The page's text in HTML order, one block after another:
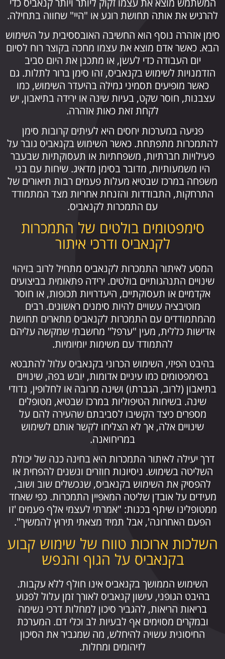
להרגיש את אותה תחושת רוגע או "היי" שחווה בתחילה.
סימן אזהרה נוסף הוא החשיבה האובססיבית על השימוש
הבא. כאשר אדם מוצא את עצמו מחכה בקוצר רוח לסיום
יום העבודה כדי לעשן, או מתכנן את היום סביב
הזדמנויות לשימוש בקנאביס, זהו סימן ברור לתלות. גם
כאשר מופיעים תסמיני גמילה בהיעדר השימוש, כמו
עצבנות, חוסר שקט, בעיות שינה או ירידה בתיאבון, יש
לקחת זאת כאות אזהרה.
פגיעה במערכות יחסים היא לעיתים קרובות סימן
להתמכרות מתפתחת. כאשר השימוש בקנאביס גובר על
פעילויות חברתיות, משפחתיות או תעסוקתיות שבעבר
היו משמעותיות, מדובר בסימן מדאיג. שיחות עם בני
משפחה במרכז שבטיא מעלות פעמים רבות תיאורים של
התרחקות, התבודדות והזנחת אחריות מצד המתמודד
עם התמכרות לקנאביס.
סימפטומים בולטים של התמכרות
לקנאביס ודרכי איתור
המסע לאיתור התמכרות לקנאביס מתחיל לרוב בזיהוי
שינויים התנהגותיים בולטים. ירידה פתאומית בביצועים
אקדמיים או תעסוקתיים, היעדרויות תכופות, או חוסר
מוטיבציה עשויים להיות סימנים ראשונים. רבים
מהמתמודדים עם התמכרות לקנאביס מתארים תחושת
אדישות כללית, מעין "ערפל" מחשבתי שמקשה עליהם
להתמודד עם משימות יומיומיות.
בהיבט הפיזי, השימוש הכרוני בקנאביס עלול להתבטא
בסימפטומים כמו עיניים אדומות, יובש בפה, שינויים
בתיאבון (לרוב, הגברתו) ושינה מרובה או לחלופין, נדודי
שינה. בשיחות הטיפוליות במרכז שבטיא, מטופלים
מספרים כיצד הקשיבו לסביבתם שהעירה להם על
שינויים אלה, אך לא הצליחו לקשר אותם לשימוש
במריחואנה.
דרך יעילה לאיתור התמכרות היא בחינה כנה של יכולת
השליטה בשימוש. ניסיונות חוזרים ונשנים להפחית או
להפסיק את השימוש בקנאביס, שנכשלים שוב ושוב,
מעידים על אובדן שליטה המאפיין התמכרות. כפי שאחד
ממטופלינו שיתף בכנות: "אמרתי לעצמי אלף פעמים 'זו
הפעם האחרונה', אבל תמיד מצאתי תירוץ להמשיך".
השלכות ארוכות טווח של שימוש קבוע
בקנאביס על הגוף והנפש
השימוש הממושך בקנאביס אינו חולף ללא עקבות.
בהיבט הגופני, עישון קנאביס לאורך זמן עלול לפגוע
בריאות הריאות, להגביר סיכון למחלות דרכי נשימה
ובמקרים מסוימים אף לבעיות לב וכלי דם. המערכת
החיסונית עשויה להיחלש, מה שמגביר את הסיכון
לזיהומים ומחלות.